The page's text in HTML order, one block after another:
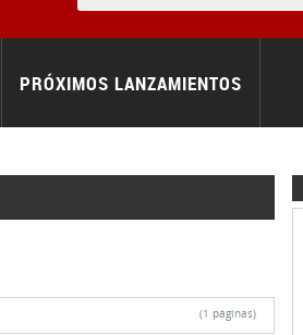
PRÓXIMOS LANZAMIENTOS
(1 páginas)